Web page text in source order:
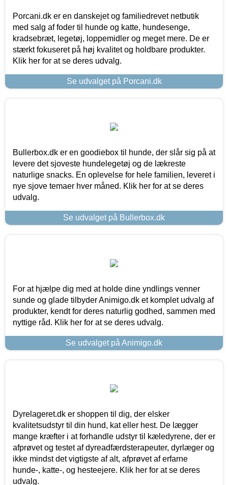
Porcani.dk er en danskejet og familiedrevet netbutik
med salg af foder til hunde og katte, hundesenge,
kradsebræt, legetøj, loppemidler og meget mere. De er
stærkt fokuseret på høj kvalitet og holdbare produkter.
Klik her for at se deres udvalg.
Se udvalget på Porcani.dk
Bullerbox.dk er en goodiebox til hunde, der slår sig på at
levere det sjoveste hundelegetøj og de lækreste
naturlige snacks. En oplevelse for hele familien, leveret i
nye sjove temaer hver måned. Klik her for at se deres
udvalg.
Se udvalget på Bullerbox.dk
For at hjælpe dig med at holde dine yndlings venner
sunde og glade tilbyder Animigo.dk et komplet udvalg af
produkter, kendt for deres naturlig godhed, sammen med
nyttige råd. Klik her for at se deres udvalg.
Se udvalget på Animigo.dk
Dyrelageret.dk er shoppen til dig, der elsker
kvalitetsudstyr til din hund, kat eller hest. De lægger
mange kræfter i at forhandle udstyr til kæledyrene, der er
afprøvet og testet af dyreadfærdsterapeuter, dyrlæger og
ikke mindst det vigtigste af alt, afprøvet af erfarne
hunde-, katte-, og hesteejere. Klik her for at se deres
udvalg.